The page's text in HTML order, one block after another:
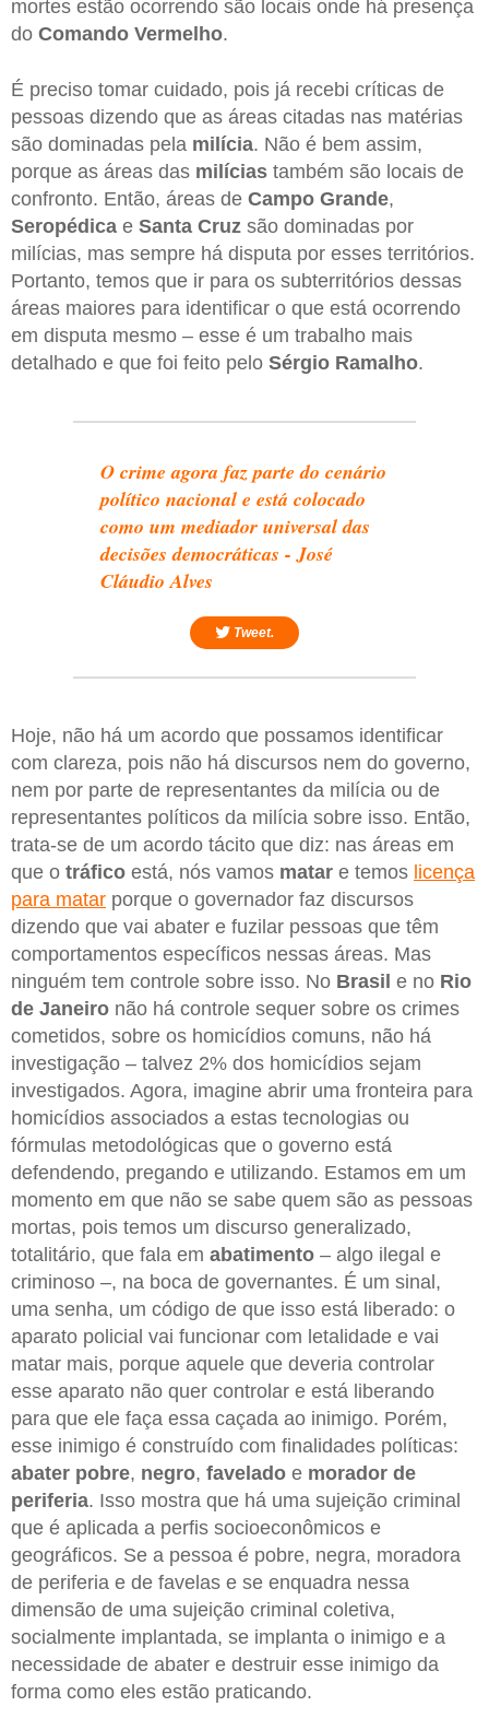
mortes estão ocorrendo são locais onde há presença
do Comando Vermelho.
É preciso tomar cuidado, pois já recebi críticas de
pessoas dizendo que as áreas citadas nas matérias
são dominadas pela milícia. Não é bem assim,
porque as áreas das milícias também são locais de
confronto. Então, áreas de Campo Grande,
Seropédica e Santa Cruz são dominadas por
milícias, mas sempre há disputa por esses territórios.
Portanto, temos que ir para os subterritórios dessas
áreas maiores para identificar o que está ocorrendo
em disputa mesmo – esse é um trabalho mais
detalhado e que foi feito pelo Sérgio Ramalho.
O crime agora faz parte do cenário
político nacional e está colocado
como um mediador universal das
decisões democráticas - José
Cláudio Alves
Tweet.
Hoje, não há um acordo que possamos identificar
com clareza, pois não há discursos nem do governo,
nem por parte de representantes da milícia ou de
representantes políticos da milícia sobre isso. Então,
trata-se de um acordo tácito que diz: nas áreas em
que o tráfico está, nós vamos matar e temos licença
para matar porque o governador faz discursos
dizendo que vai abater e fuzilar pessoas que têm
comportamentos específicos nessas áreas. Mas
ninguém tem controle sobre isso. No Brasil e no Rio
de Janeiro não há controle sequer sobre os crimes
cometidos, sobre os homicídios comuns, não há
investigação – talvez 2% dos homicídios sejam
investigados. Agora, imagine abrir uma fronteira para
homicídios associados a estas tecnologias ou
fórmulas metodológicas que o governo está
defendendo, pregando e utilizando. Estamos em um
momento em que não se sabe quem são as pessoas
mortas, pois temos um discurso generalizado,
totalitário, que fala em abatimento – algo ilegal e
criminoso –, na boca de governantes. É um sinal,
uma senha, um código de que isso está liberado: o
aparato policial vai funcionar com letalidade e vai
matar mais, porque aquele que deveria controlar
esse aparato não quer controlar e está liberando
para que ele faça essa caçada ao inimigo. Porém,
esse inimigo é construído com finalidades políticas:
abater pobre, negro, favelado e morador de
periferia. Isso mostra que há uma sujeição criminal
que é aplicada a perfis socioeconômicos e
geográficos. Se a pessoa é pobre, negra, moradora
de periferia e de favelas e se enquadra nessa
dimensão de uma sujeição criminal coletiva,
socialmente implantada, se implanta o inimigo e a
necessidade de abater e destruir esse inimigo da
forma como eles estão praticando.